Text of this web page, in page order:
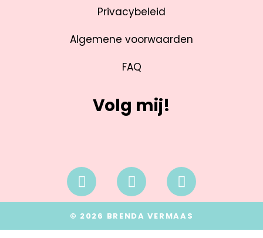
Privacybeleid
Algemene voorwaarden
FAQ
Volg mij!
© 2026 BRENDA VERMAAS